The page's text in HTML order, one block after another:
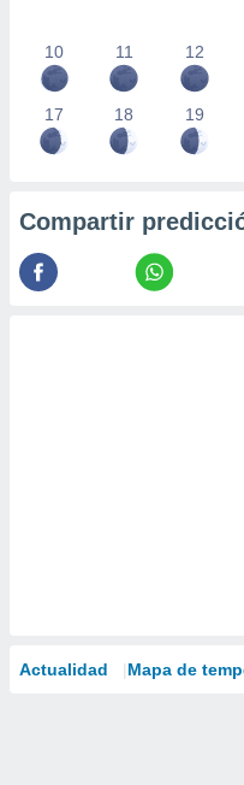
10 11 12
17 18 19
Compartir
Actualidad Mapa de